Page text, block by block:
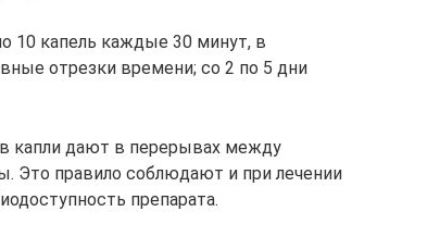
10 капель каждые 30 минут, в
отрезки времени; со 2 по 5 дни
капли дают в перерывах между
Это правило соблюдают и при лечении
препарата.